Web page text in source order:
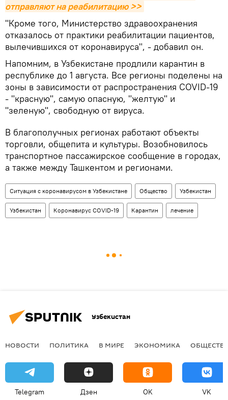
отправляют на реабилитацию >>
"Кроме того, Министерство здравоохранения
отказалось от практики реабилитации пациентов,
вылечившихся от коронавируса", - добавил он.
Напомним, в Узбекистане продлили карантин в
республике до 1 августа. Все регионы поделены на
зоны в зависимости от распространения COVID-19
- "красную", самую опасную, "желтую" и
"зеленую", свободную от вируса.
В благополучных регионах работают объекты
торговли, общепита и культуры. Возобновилось
транспортное пассажирское сообщение в городах,
а также между Ташкентом и регионами.
Ситуация с коронавирусом в Узбекистане Общество Узбекистан
Узбекистан Коронавирус COVID-19 Карантин лечение
Узбекистан
НОВОСТИ ПОЛИТИКА В МИРЕ ЭКОНОМИКА
Telegram Дзен OK VK